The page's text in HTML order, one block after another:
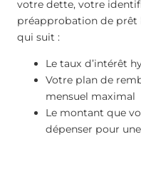
votre dette, votre
préapprobation de prêt
qui suit :
Le taux d’intérêt
Votre plan de
mensuel maximal
Le montant que
dépenser pour